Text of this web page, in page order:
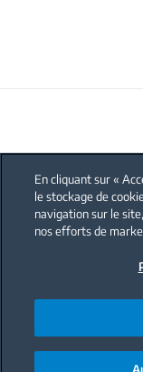
En cliquant sur «
le stockage de
navigation sur le
nos efforts de